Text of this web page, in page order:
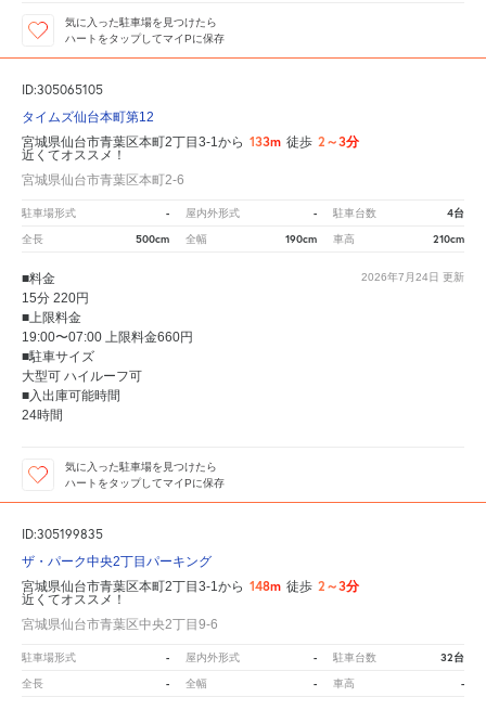
気に入った駐車場を見つけたら
ハートをタップしてマイPに保存
ID:305065105
タイムズ仙台本町第12
宮城県仙台市青葉区本町2丁目3-1から 133m 徒歩 2～3分
近くてオススメ！
宮城県仙台市青葉区本町2-6
駐車場形式 - 屋内外形式 - 駐車台数 4台
全長 500cm 全幅 190cm 車高 210cm
2026年7月24日 更新
■料金
15分 220円
■上限料金
19:00〜07:00 上限料金660円
■駐車サイズ
大型可 ハイルーフ可
■入出庫可能時間
24時間
気に入った駐車場を見つけたら
ハートをタップしてマイPに保存
ID:305199835
ザ・パーク中央2丁目パーキング
宮城県仙台市青葉区本町2丁目3-1から 148m 徒歩 2～3分
近くてオススメ！
宮城県仙台市青葉区中央2丁目9-6
駐車場形式 - 屋内外形式 - 駐車台数 32台
全長 - 全幅 - 車高 -